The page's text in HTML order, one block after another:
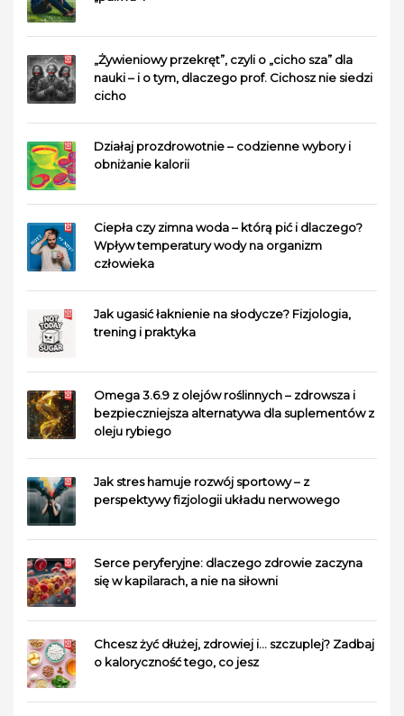
„Żywieniowy przekręt”, czyli o „cicho sza” dla
nauki – i o tym, dlaczego prof. Cichosz nie siedzi
cicho
Działaj prozdrowotnie – codzienne wybory i
obniżanie kalorii
Ciepła czy zimna woda – którą pić i dlaczego?
Wpływ temperatury wody na organizm
człowieka
Jak ugasić łaknienie na słodycze? Fizjologia,
trening i praktyka
Omega 3.6.9 z olejów roślinnych – zdrowsza i
bezpieczniejsza alternatywa dla suplementów z
oleju rybiego
Jak stres hamuje rozwój sportowy – z
perspektywy fizjologii układu nerwowego
Serce peryferyjne: dlaczego zdrowie zaczyna
się w kapilarach, a nie na siłowni
Chcesz żyć dłużej, zdrowiej i… szczuplej? Zadbaj
o kaloryczność tego, co jesz